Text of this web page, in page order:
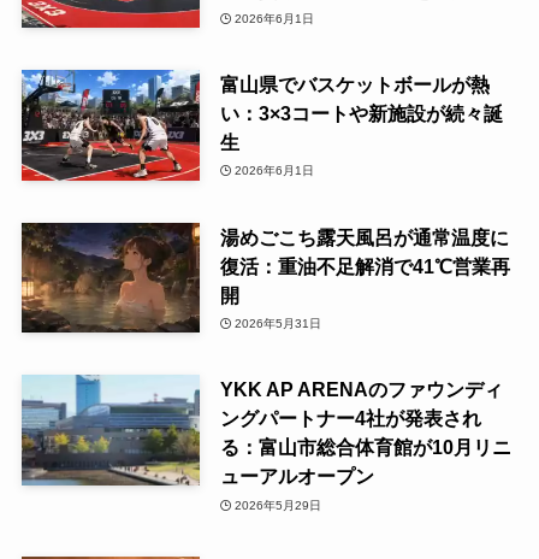
2026年6月1日
富山県でバスケットボールが熱
い：3×3コートや新施設が続々誕
生
2026年6月1日
湯めごこち露天風呂が通常温度に
復活：重油不足解消で41℃営業再
開
2026年5月31日
YKK AP ARENAのファウンディ
ングパートナー4社が発表され
る：富山市総合体育館が10月リニ
ューアルオープン
2026年5月29日